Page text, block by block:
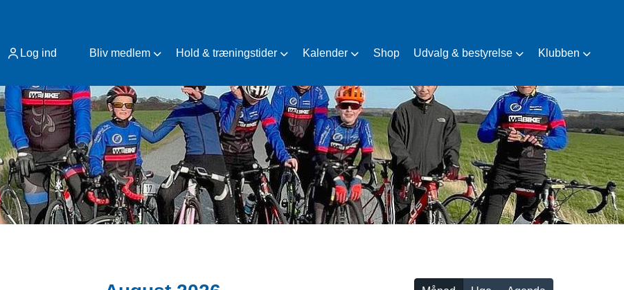
Log ind Bliv medlem Hold & træningstider Kalender Shop Udvalg & bestyrelse Klubben